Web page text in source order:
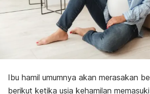
Ibu hamil umumnya akan merasakan
berikut ketika usia kehamilan